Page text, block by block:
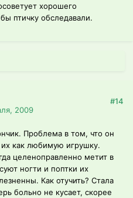
хорошего
птичку обследавали.
2009
#14
Проблема в том, что он
их как любимую игрушку.
целеноправленно метит в
ногти и поптки их
Как отучить? Стала
больно не кусает, скорее